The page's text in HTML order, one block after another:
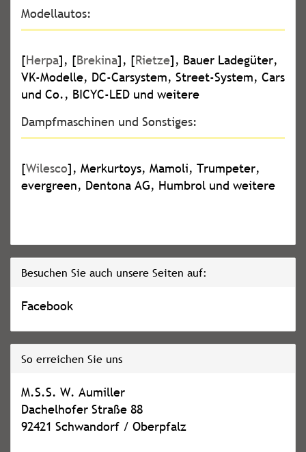
Modellautos:
[Herpa], [Brekina], [Rietze], Bauer Ladegüter,
VK-Modelle, DC-Carsystem, Street-System, Cars
und Co., BICYC-LED und weitere
Dampfmaschinen und Sonstiges:
[Wilesco], Merkurtoys, Mamoli, Trumpeter,
evergreen, Dentona AG, Humbrol und weitere
Besuchen Sie auch unsere Seiten auf:
Facebook
So erreichen Sie uns
M.S.S. W. Aumiller
Dachelhofer Straße 88
92421 Schwandorf / Oberpfalz